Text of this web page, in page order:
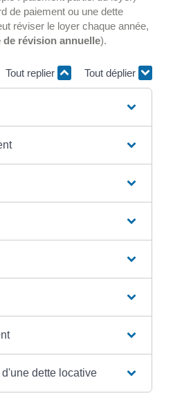
de paiement ou une dette
réviser le loyer chaque année,
de révision annuelle).
Tout replier Tout déplier
dette locative